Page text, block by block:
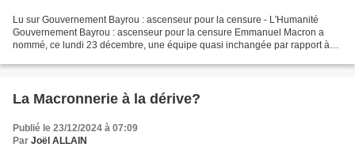
Lu sur Gouvernement Bayrou : ascenseur pour la censure - L'Humanité
Gouvernement Bayrou : ascenseur pour la censure Emmanuel Macron a
nommé, ce lundi 23 décembre, une équipe quasi inchangée par rapport à
La Macronnerie à la dérive?
Publié le 23/12/2024 à 07:09
Par Joël ALLAIN